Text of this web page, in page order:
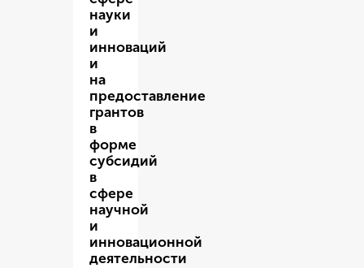
науки
и
инноваций
и
на
предоставление
грантов
в
форме
субсидий
в
сфере
научной
и
инновационной
деятельности